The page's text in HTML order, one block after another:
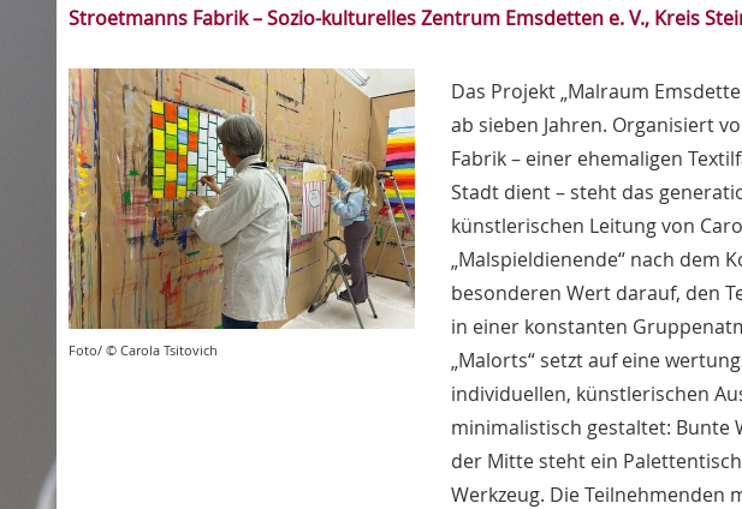
Stroetmanns Fabrik – Sozio-kulturelles Zentrum Emsdetten e. V., Kreis
Foto/ © Carola Tsitovich
Das Projekt „Malraum
ab sieben Jahren. Organisiert
Fabrik – einer ehemaligen
Stadt dient – steht das
künstlerischen Leitung von
„Malspieldienende“ nach dem
besonderen Wert darauf, den
in einer konstanten
„Malorts“ setzt auf eine
individuellen, künstlerischen
minimalistisch gestaltet: Bunte
der Mitte steht ein
Werkzeug. Die Teilnehmenden